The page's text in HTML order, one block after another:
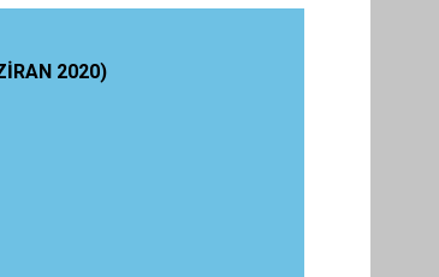
2020)